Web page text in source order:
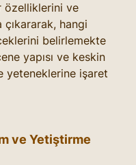
özelliklerini ve
hangi
belirlemekte
yapısı ve keskin
yeteneklerine işaret
ve Yetiştirme